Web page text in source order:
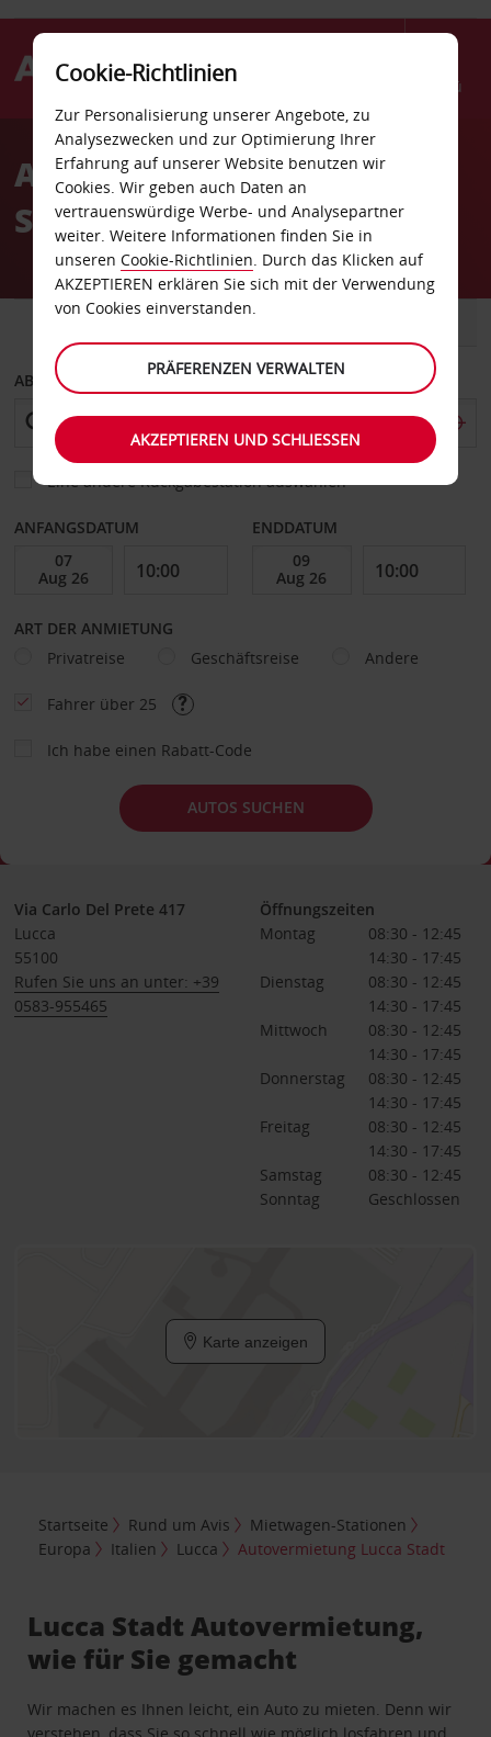
Menü
AvisAutovermietung Lucca
Stadt
ABHOLEN VON
Eine andere Rückgabestation auswählen
ANFANGSDATUM ENDDATUM
ART DER ANMIETUNG
Privatreise
Geschäftsreise Andere
Fahrer über 25
Ich habe einen Rabatt-Code
AUTOS SUCHEN
Via Carlo Del Prete 417
Lucca
55100
Rufen Sie uns an unter: +39
0583-955465
Öffnungszeiten
Montag
08:30 - 12:45
14:30 - 17:45
Dienstag
08:30 - 12:45
14:30 - 17:45
Mittwoch
08:30 - 12:45
14:30 - 17:45
Donnerstag
08:30 - 12:45
14:30 - 17:45
Freitag
08:30 - 12:45
14:30 - 17:45
Samstag
08:30 - 12:45
Sonntag
Geschlossen
Karte anzeigen
Startseite Rund um Avis
Mietwagen-Stationen
Europa
Italien Lucca Autovermietung Lucca Stadt
Lucca Stadt Autovermietung,
wie für Sie gemacht
Wir machen es Ihnen leicht, ein Auto zu mieten. Denn wir
Cookie-Richtlinien
Zur Personalisierung unserer Angebote, zu
Analysezwecken und zur Optimierung Ihrer
Erfahrung auf unserer Website benutzen wir
Cookies. Wir geben auch Daten an
vertrauenswürdige Werbe- und Analysepartner
weiter. Weitere Informationen finden Sie in
unseren Cookie-Richtlinien. Durch das Klicken auf
AKZEPTIEREN erklären Sie sich mit der Verwendung
von Cookies einverstanden.
PRÄFERENZEN VERWALTEN
AKZEPTIEREN UND SCHLIESSEN